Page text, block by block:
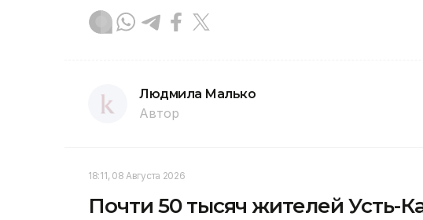
Людмила Малько
Автор
18:11, 08 Августа 2026
Почти 50 тысяч жителей Усть-